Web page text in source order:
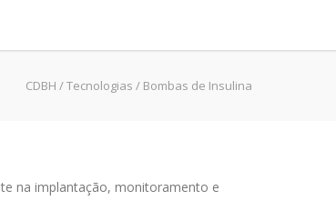
CDBH /Tecnologias / Bombas de Insulina
na implantação, monitoramento e